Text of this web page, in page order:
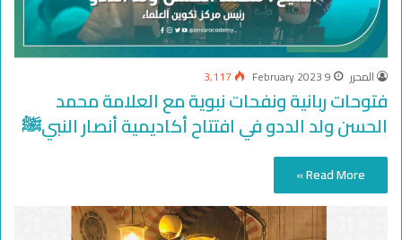
المحرر 9 February 2023
3,117
فتوحات ربانية ونفحات نبوية مع العلامة محمد
الحسن ولد الددو في افتتاح أكاديمية أنصار النبيﷺ
Read More »